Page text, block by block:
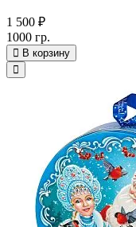
1 500 ₽
1000 гр.
В корзину